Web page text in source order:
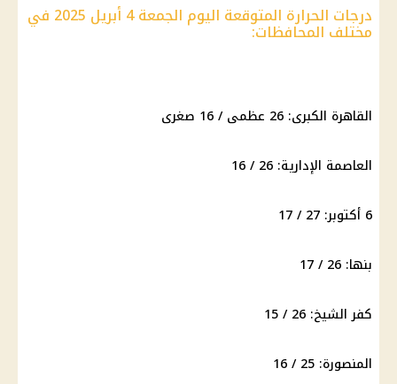
درجات الحرارة المتوقعة اليوم الجمعة 4 أبريل 2025 في
مختلف المحافظات:
القاهرة الكبرى: 26 عظمى / 16 صغرى
العاصمة الإدارية: 26 / 16
6 أكتوبر: 27 / 17
بنها: 26 / 17
كفر الشيخ: 26 / 15
المنصورة: 25 / 16